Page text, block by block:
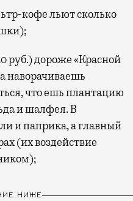
кофе льют сколько
руб.) дороже «Красной
наворачиваешь
что ешь плантацию
и шалфея. В
и паприка, а главный
(их воздействие
НИЖЕ